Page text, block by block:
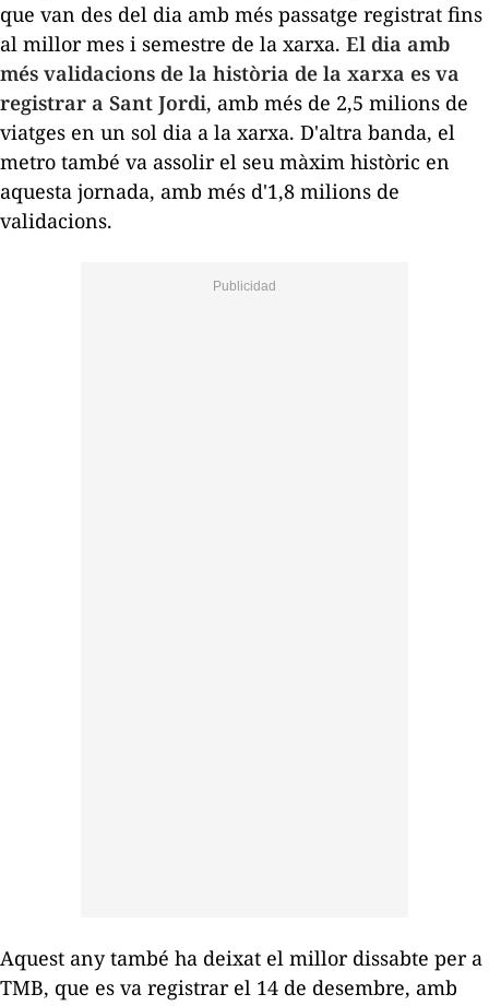
que van des del dia amb més passatge registrat fins
al millor mes i semestre de la xarxa. El dia amb
més validacions de la història de la xarxa es va
registrar a Sant Jordi, amb més de 2,5 milions de
viatges en un sol dia a la xarxa. D'altra banda, el
metro també va assolir el seu màxim històric en
aquesta jornada, amb més d'1,8 milions de
validacions.
Aquest any també ha deixat el millor dissabte per a
TMB, que es va registrar el 14 de desembre, amb